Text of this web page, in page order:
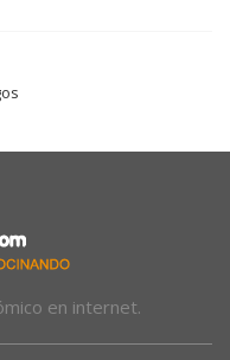
en internet.